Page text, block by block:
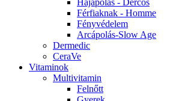
Hajápolás - Dercos
Férfiaknak - Homme
Fényvédelem
Arcápolás-Slow Age
Dermedic
CeraVe
Vitaminok
Multivitamin
Felnőtt